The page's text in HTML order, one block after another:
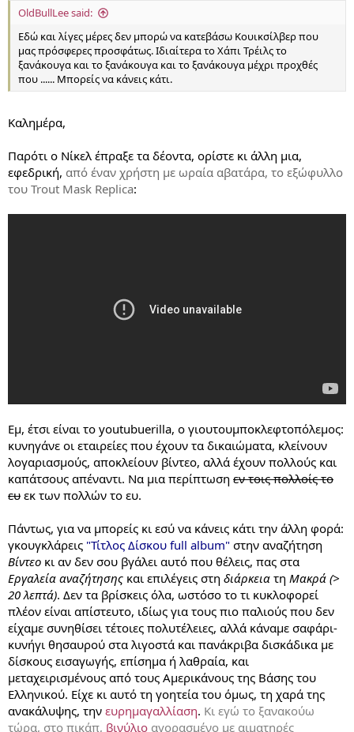
OldBullLee said:
Εδώ και λίγες μέρες δεν μπορώ να κατεβάσω Κουικσίλβερ που
μας πρόσφερες προσφάτως. Ιδιαίτερα το Χάπι Τρέιλς το
ξανάκουγα και το ξανάκουγα και το ξανάκουγα μέχρι προχθές
που ...... Μπορείς να κάνεις κάτι.
Καλημέρα,
Παρότι ο Νίκελ έπραξε τα δέοντα, ορίστε κι άλλη μια,
εφεδρική, από έναν χρήστη με ωραία αβατάρα, το εξώφυλλο
του Trout Mask Replica:
Εμ, έτσι είναι το youtubuerilla, ο γιουτουμποκλεφτοπόλεμος:
κυνηγάνε οι εταιρείες που έχουν τα δικαιώματα, κλείνουν
λογαριασμούς, αποκλείουν βίντεο, αλλά έχουν πολλούς και
καπάτσους απέναντι. Να μια περίπτωση εν τοις πολλοίς το
ευ εκ των πολλών το ευ.
Πάντως, για να μπορείς κι εσύ να κάνεις κάτι την άλλη φορά:
γκουγκλάρεις "Τίτλος Δίσκου full album" στην αναζήτηση
Βίντεο κι αν δεν σου βγάλει αυτό που θέλεις, πας στα
Εργαλεία αναζήτησης και επιλέγεις στη διάρκεια τη Μακρά (>
20 λεπτά). Δεν τα βρίσκεις όλα, ωστόσο το τι κυκλοφορεί
πλέον είναι απίστευτο, ιδίως για τους πιο παλιούς που δεν
είχαμε συνηθίσει τέτοιες πολυτέλειες, αλλά κάναμε σαφάρι-
κυνήγι θησαυρού στα λιγοστά και πανάκριβα δισκάδικα με
δίσκους εισαγωγής, επίσημα ή λαθραία, και
μεταχειρισμένους από τους Αμερικάνους της Βάσης του
Ελληνικού. Είχε κι αυτό τη γοητεία του όμως, τη χαρά της
ανακάλυψης, την ευρημαγαλλίαση. Κι εγώ το ξανακούω
τώρα, στο πικάπ, βινύλιο αγορασμένο με αιματηρές